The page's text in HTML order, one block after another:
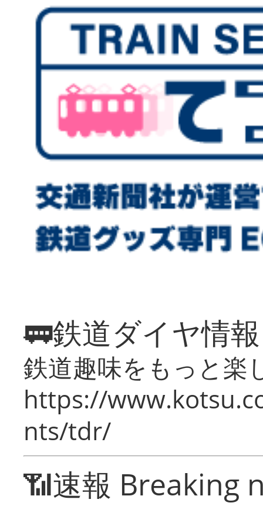
🚃鉄道ダイヤ情
鉄道趣味をもっと楽
https://
nts/tdr/
📶速報 Breaking